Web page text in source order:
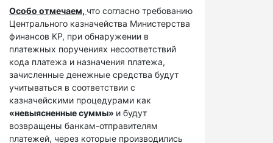
Особо отмечаем, что согласно требованию
Центрального казначейства Министерства
финансов КР, при обнаружении в
платежных поручениях несоответствий
кода платежа и назначения платежа,
зачисленные денежные средства будут
учитываться в соответствии с
казначейскими процедурами как
«невыясненные суммы» и будут
возвращены банкам-отправителям
платежей, через которые производились